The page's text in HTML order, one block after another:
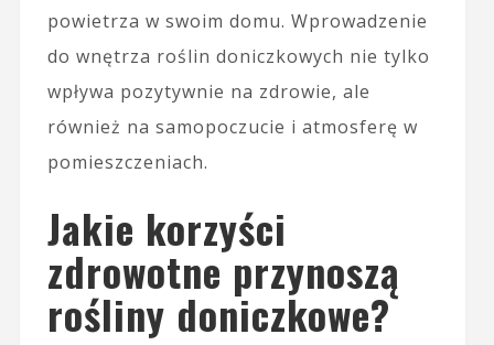
powietrza w swoim domu. Wprowadzenie
do wnętrza roślin doniczkowych nie tylko
wpływa pozytywnie na zdrowie, ale
również na samopoczucie i atmosferę w
pomieszczeniach.
Jakie korzyści
zdrowotne przynoszą
rośliny doniczkowe?